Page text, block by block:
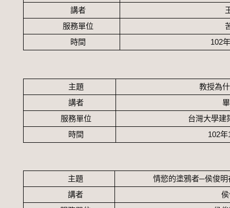
講者
服務單位
時間
102年
主題
教授為
講者
服務單位
台灣大學建
時間
102年
主題
情慾的塗鴉者─侯俊
講者